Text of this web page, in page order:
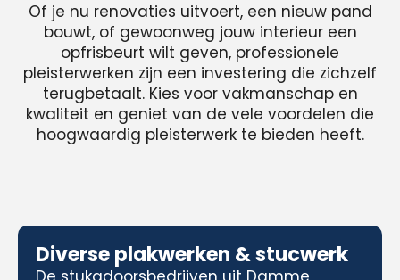
Of je nu renovaties uitvoert, een nieuw pand
bouwt, of gewoonweg jouw interieur een
opfrisbeurt wilt geven, professionele
pleisterwerken zijn een investering die zichzelf
terugbetaalt. Kies voor vakmanschap en
kwaliteit en geniet van de vele voordelen die
hoogwaardig pleisterwerk te bieden heeft.
Diverse plakwerken & stucwerk